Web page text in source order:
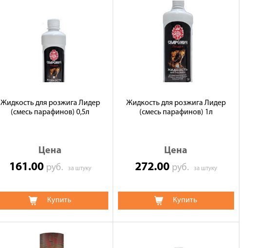
Жидкость для розжига Лидер
(смесь парафинов) 0,5л
Цена
161.00 руб. за штуку
Купить
Жидкость для розжига Лидер
(смесь парафинов) 1л
Цена
272.00 руб. за штуку
Купить